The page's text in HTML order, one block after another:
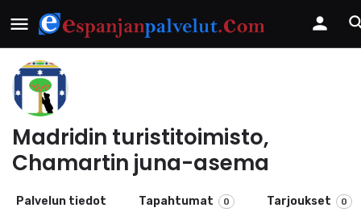
Madridin turistitoimisto,
Chamartin juna-asema
Palvelun tiedot Tapahtumat 0 Tarjoukset 0